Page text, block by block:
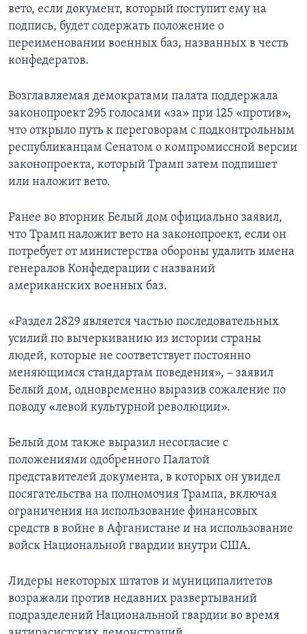
вето, если документ, который поступит ему на
подпись, будет содержать положение о
переименовании военных баз, названных в честь
конфедератов.
Возглавляемая демократами палата поддержала
законопроект 295 голосами «за» при 125 «против»,
что открыло путь к переговорам с подконтрольным
республиканцам Сенатом о компромиссной версии
законопроекта, который Трамп затем подпишет
или наложит вето.
Ранее во вторник Белый дом официально заявил,
что Трамп наложит вето на законопроект, если он
потребует от министерства обороны удалить имена
генералов Конфедерации с названий
американских военных баз.
«Раздел 2829 является частью последовательных
усилий по вычеркиванию из истории страны
людей, которые не соответствует постоянно
меняющимся стандартам поведения», – заявил
Белый дом, одновременно выразив сожаление по
поводу «левой культурной революции».
Белый дом также выразил несогласие с
положениями одобренного Палатой
представителей документа, в которых он увидел
посягательства на полномочия Трампа, включая
ограничения на использование финансовых
средств в войне в Афганистане и на использование
войск Национальной гвардии внутри США.
Лидеры некоторых штатов и муниципалитетов
возражали против недавних развертываний
подразделений Национальной гвардии во время